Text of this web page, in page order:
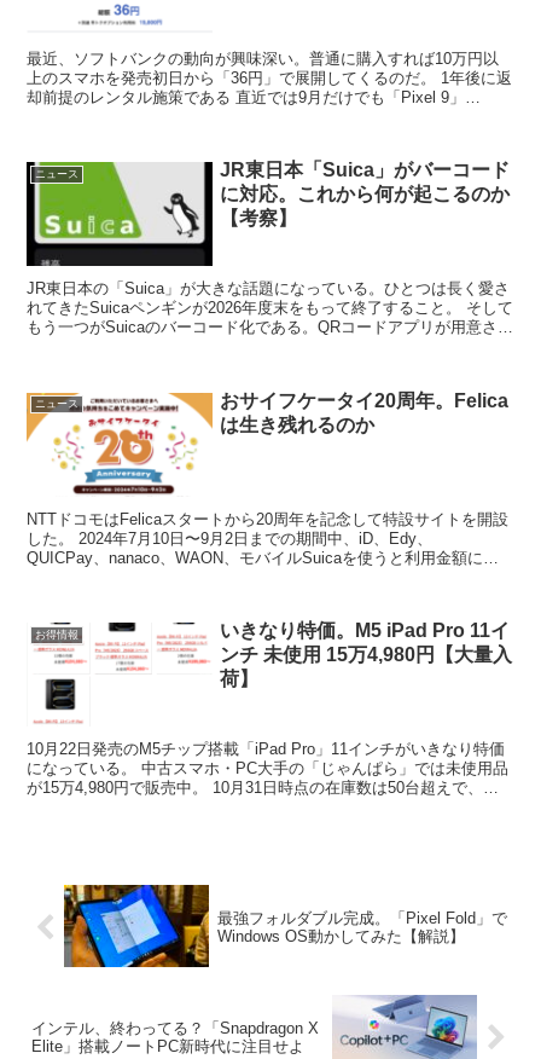
最近、ソフトバンクの動向が興味深い。普通に購入すれば10万円以
上のスマホを発売初日から「36円」で展開してくるのだ。 1年後に返
却前提のレンタル施策である 直近では9月だけでも「Pixel 9」
ニュース
JR東日本「Suica」がバーコード
に対応。これから何が起こるのか
【考察】
JR東日本の「Suica」が大きな話題になっている。ひとつは長く愛さ
れてきたSuicaペンギンが2026年度末をもって終了すること。 そして
もう一つがSuicaのバーコード化である。QRコードアプリが用意さ
ニュース
おサイフケータイ20周年。Felica
は生き残れるのか
NTTドコモはFelicaスタートから20周年を記念して特設サイトを開設
した。 2024年7月10日〜9月2日までの期間中、iD、Edy、
QUICPay、nanaco、WAON、モバイルSuicaを使うと利用金額に応
お得情報
いきなり特価。M5 iPad Pro 11イ
ンチ 未使用 15万4,980円【大量入
荷】
10月22日発売のM5チップ搭載「iPad Pro」11インチがいきなり特価
になっている。 中古スマホ・PC大手の「じゃんぱら」では未使用品
が15万4,980円で販売中。 10月31日時点の在庫数は50台超えで、す
最強フォルダブル完成。「Pixel Fold」で
Windows OS動かしてみた【解説】
インテル、終わってる？「Snapdragon X
Elite」搭載ノートPC新時代に注目せよ